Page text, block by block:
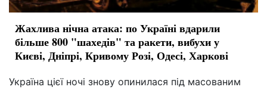
Жахлива нічна атака: по Україні вдарили
більше 800 "шахедів" та ракети, вибухи у
Києві, Дніпрі, Кривому Розі, Одесі, Харкові
Україна цієї ночі знову опинилася під масованим